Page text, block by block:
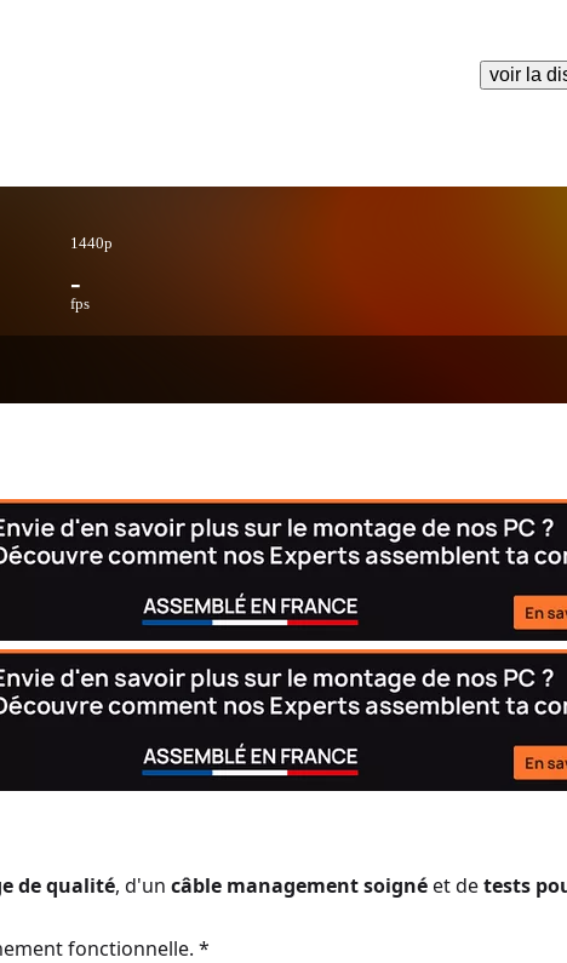
voir la
1440p
-
fps
de qualité, d'un câble management soignéet detests
fonctionnelle. *